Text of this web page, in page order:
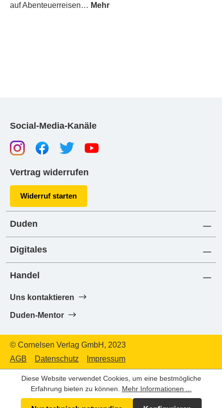
auf Abenteuerreisen… Mehr
Social-Media-Kanäle
Vertrag widerrufen
Widerruf starten
Duden
Digitales
Handel
Uns kontaktieren
Duden-Mentor
© Cornelsen Verlag GmbH, 2023
AGB
Datenschutz Impressum
Diese Website verwendet Cookies, um eine bestmögliche
Erfahrung bieten zu können. Mehr Informationen ...